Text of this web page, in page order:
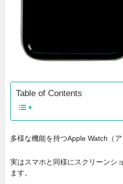
Table of Contents
多様な機能を持つApple Watch（ア
実はスマホと同様にスクリーンシ
ます。